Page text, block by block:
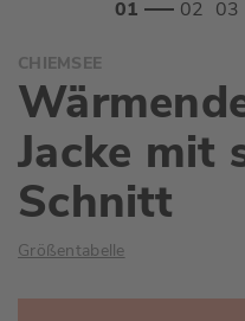
Anfang
der
Bildgalerie
springen
CHIEMSEE
Jacke mit
Schnitt
Größentabelle